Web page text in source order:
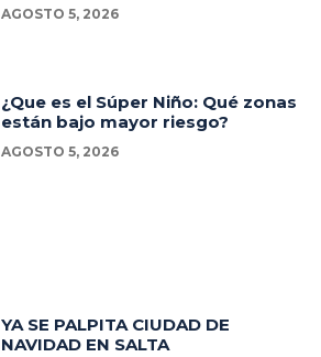
AGOSTO 5, 2026
¿Que es el Súper Niño: Qué zonas
están bajo mayor riesgo?
AGOSTO 5, 2026
YA SE PALPITA CIUDAD DE
NAVIDAD EN SALTA